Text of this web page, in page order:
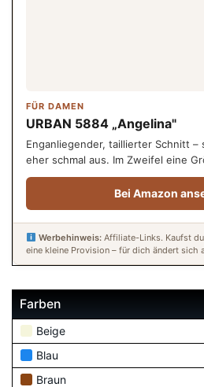
FÜR DAMEN
URBAN 5884 „Angelina"
Enganliegender, taillierter Schnitt
eher schmal aus. Im Zweifel eine
Bei Amazon
Werbehinweis:Affiliate-Links. Kaufst
eine kleine Provision – für dich ändert sich
Farben
Beige
Blau
Braun